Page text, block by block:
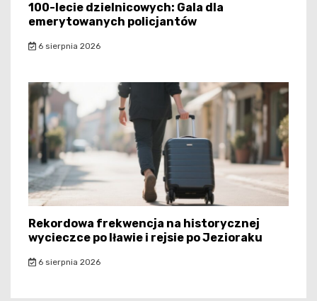
100-lecie dzielnicowych: Gala dla
emerytowanych policjantów
6 sierpnia 2026
Rekordowa frekwencja na historycznej
wycieczce po Iławie i rejsie po Jezioraku
6 sierpnia 2026